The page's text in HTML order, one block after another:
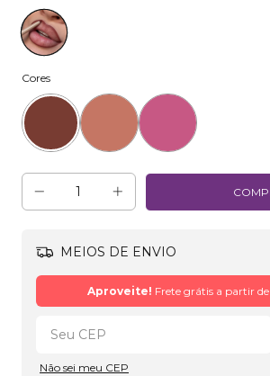
Cores
MEIOS DE ENVIO
Aproveite! Frete grátis a partir de
Não sei meu CEP